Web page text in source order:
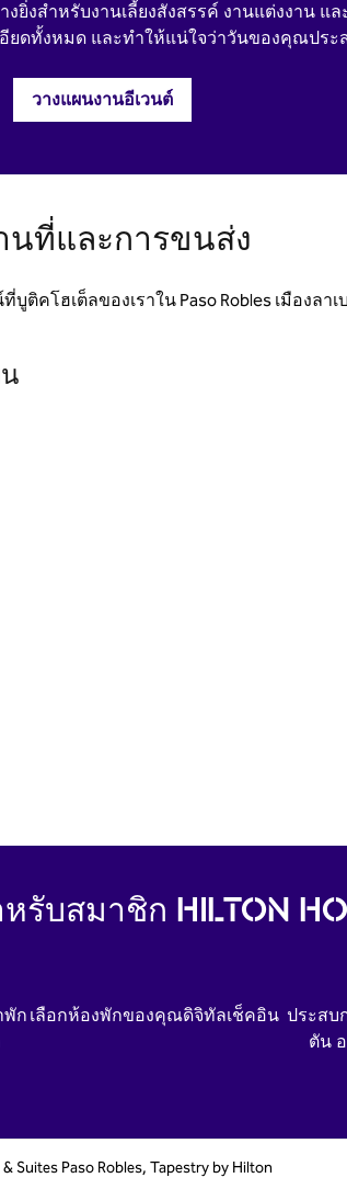
งยิ่งสําหรับงานเลี้ยงสังสรรค์ งานแต่งงาน
ยดทั้งหมด และทําให้แน่ใจว่าวันของคุณประ
วางแผนงานอีเวนต์
นที่และการขนส่ง
ติคโฮเต็ลของเราใน Paso Robles เมืองลาเ
บสมาชิก HILTON
พัก เลือกห้องพักของคุณดิจิทัลเช็คอิน ประสบ
ตัน
& Suites Paso Robles, Tapestry by Hilton